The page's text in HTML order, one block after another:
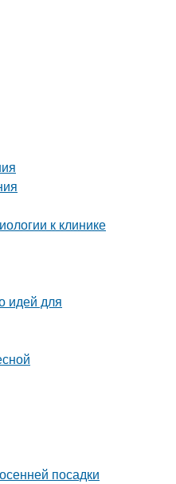
к клинике
идей для
посадки